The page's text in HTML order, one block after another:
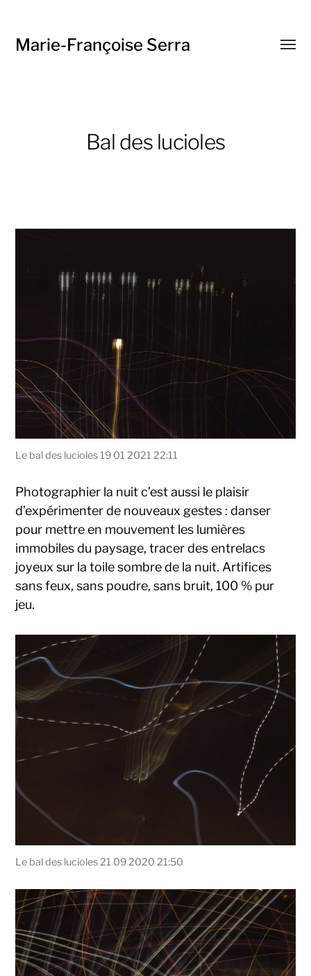
Marie-Françoise Serra
Bal des lucioles
Le bal des lucioles 19 01 2021 22:11
Photographier la nuit c’est aussi le plaisir
d’expérimenter de nouveaux gestes : danser
pour mettre en mouvement les lumières
immobiles du paysage, tracer des entrelacs
joyeux sur la toile sombre de la nuit. Artifices
sans feux, sans poudre, sans bruit, 100 % pur
jeu.
Le bal des lucioles 21 09 2020 21:50